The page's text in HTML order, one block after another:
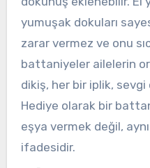
yumuşak dokuları
zarar vermez ve onu
battaniyeler ailelerin
dikiş, her bir iplik, sevgi
Hediye olarak bir
eşya vermek değil,
ifadesidir.